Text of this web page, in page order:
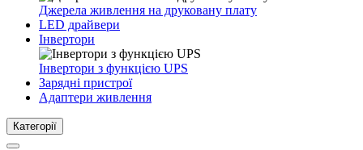
Джерела живлення на друковану плату
LED драйвери
Інвертори
Інвертори з функцією UPS
Зарядні пристрої
Адаптери живлення
Категорії